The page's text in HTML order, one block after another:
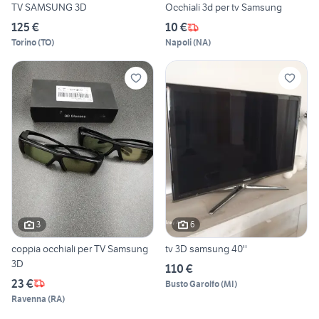
TV SAMSUNG 3D
125 €
Torino(TO)
Occhiali 3d per tv Samsung
10 €
Napoli(NA)
3
coppia occhiali per TV Samsung
3D
23 €
Ravenna (RA)
6
tv 3D samsung 40''
110 €
Busto Garolfo(MI)